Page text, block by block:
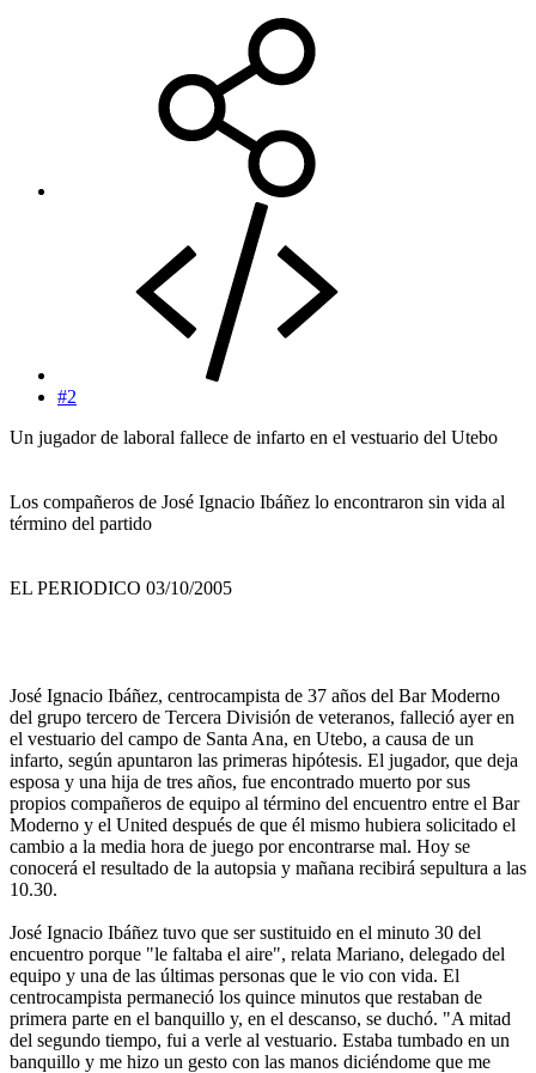
#2
Un jugador de laboral fallece de infarto en el vestuario del Utebo
Los compañeros de José Ignacio Ibáñez lo encontraron sin vida al
término del partido
EL PERIODICO 03/10/2005
José Ignacio Ibáñez, centrocampista de 37 años del Bar Moderno
del grupo tercero de Tercera División de veteranos, falleció ayer en
el vestuario del campo de Santa Ana, en Utebo, a causa de un
infarto, según apuntaron las primeras hipótesis. El jugador, que deja
esposa y una hija de tres años, fue encontrado muerto por sus
propios compañeros de equipo al término del encuentro entre el Bar
Moderno y el United después de que él mismo hubiera solicitado el
cambio a la media hora de juego por encontrarse mal. Hoy se
conocerá el resultado de la autopsia y mañana recibirá sepultura a las
10.30.
José Ignacio Ibáñez tuvo que ser sustituido en el minuto 30 del
encuentro porque "le faltaba el aire", relata Mariano, delegado del
equipo y una de las últimas personas que le vio con vida. El
centrocampista permaneció los quince minutos que restaban de
primera parte en el banquillo y, en el descanso, se duchó. "A mitad
del segundo tiempo, fui a verle al vestuario. Estaba tumbado en un
banquillo y me hizo un gesto con las manos diciéndome que me